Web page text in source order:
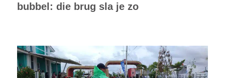
bubbel: die brug sla je zo